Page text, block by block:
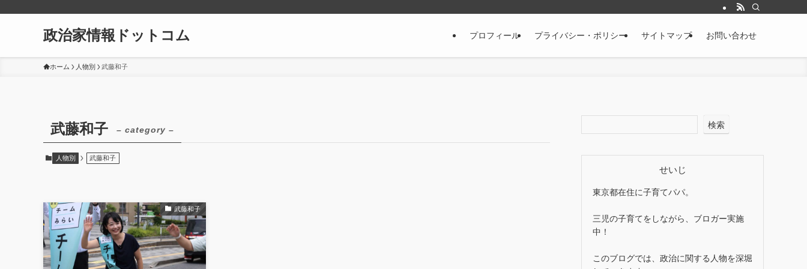
政治家情報ドットコム プロフィール プライバシー・ポリシー サイトマップ お問い合わせ
ホーム 人物別 武藤和子
武藤和子 – category –
人物別 武藤和子
武藤和子
検索
せいじ
東京都在住に子育てパパ。
三児の子育てをしながら、ブロガー実施
中！
このブログでは、政治に関する人物を深堀